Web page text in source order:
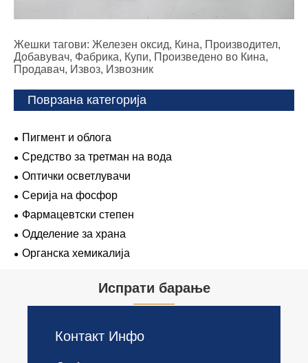
Жешки тагови: Железен оксид, Кина, Производител,
Добавувач, Фабрика, Купи, Произведено во Кина,
Продавач, Извоз, Извозник
Поврзана категорија
Пигмент и облога
Средство за третман на вода
Оптички осветлувачи
Серија на фосфор
Фармацевтски степен
Одделение за храна
Органска хемикалија
Испрати барање
Контакт Инфо